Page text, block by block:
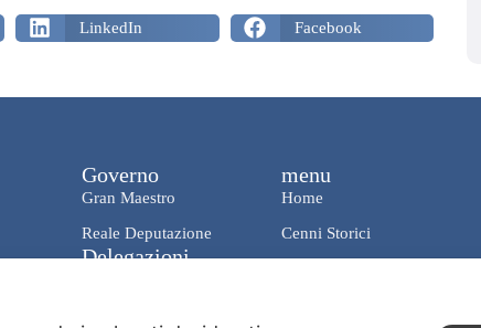
LinkedIn Facebook
Governo
Gran Maestro
Reale Deputazione
Delegazioni
menu
Home
Cenni Storici